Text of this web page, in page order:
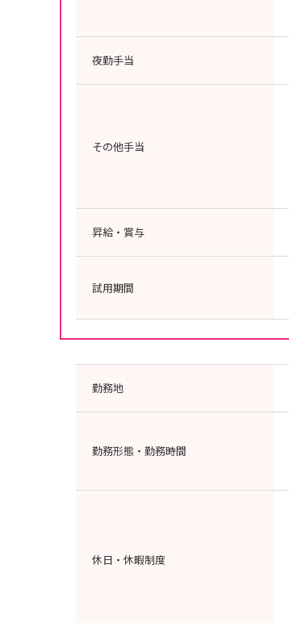
夜勤手当
その他手当
昇給・賞与
試用期間
勤務地
勤務形態・勤務時間
休日・休暇制度